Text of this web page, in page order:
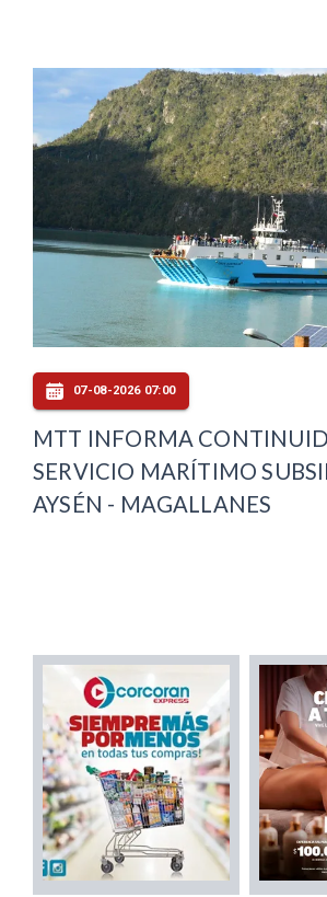
07-08-2026 07:00
MTT INFORMA
SERVICIO MARÍTIMO
AYSÉN - MAGALLANES